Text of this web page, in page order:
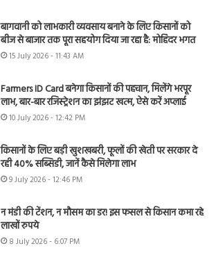
बागवानी को लाभकारी व्यवसाय बनाने के लिए किसानों को
बीज से बाजार तक पूरा सहयोग दिया जा रहा है: मोहिंदर भगत
15 July 2026 - 11:43 AM
Farmers ID Card बनेगा किसानों की पहचान, मिलेंगे भरपूर
लाभ, बार-बार रजिस्ट्रेशन का झंझट खत्म, ऐसे करें अप्लाई
10 July 2026 - 12:42 PM
किसानों के लिए बड़ी खुशखबरी, फूलों की खेती पर सरकार दे
रही 40% सब्सिडी, जानें कैसे मिलेगा लाभ
9 July 2026 - 12:46 PM
न मंडी की टेंशन, न मौसम का डर! इस फसल से किसान कमा रहे
लाखों रुपये
8 July 2026 - 6:07 PM